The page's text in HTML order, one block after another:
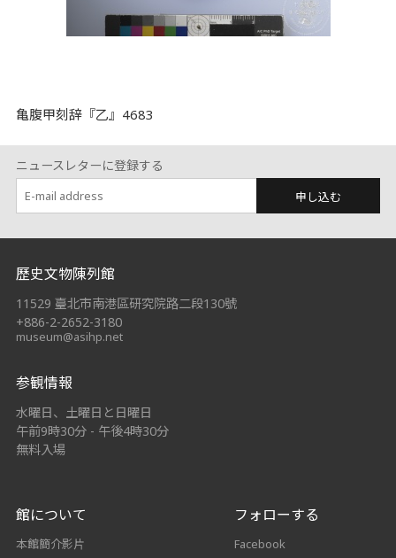
亀腹甲刻辞『乙』4683
ニュースレターに登録する
申し込む
:::
歷史文物陳列館
11529 臺北市南港區研究院路二段130號
+886-2-2652-3180
museum@asihp.net
参観情報
水曜日、土曜日と日曜日
午前9時30分 - 午後4時30分
無料入場
館について
本館簡介影片
フォローする
Facebook